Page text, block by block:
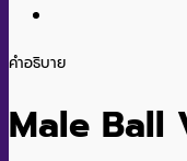
คำอธิบาย
Male Ball